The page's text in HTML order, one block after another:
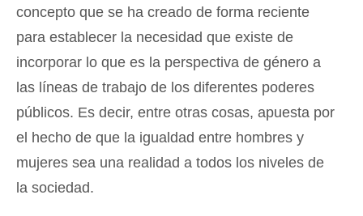
concepto que se ha creado de forma reciente
para establecer la necesidad que existe de
incorporar lo que es la perspectiva de género a
las líneas de trabajo de los diferentes poderes
públicos. Es decir, entre otras cosas, apuesta por
el hecho de que la igualdad entre hombres y
mujeres sea una realidad a todos los niveles de
la sociedad.